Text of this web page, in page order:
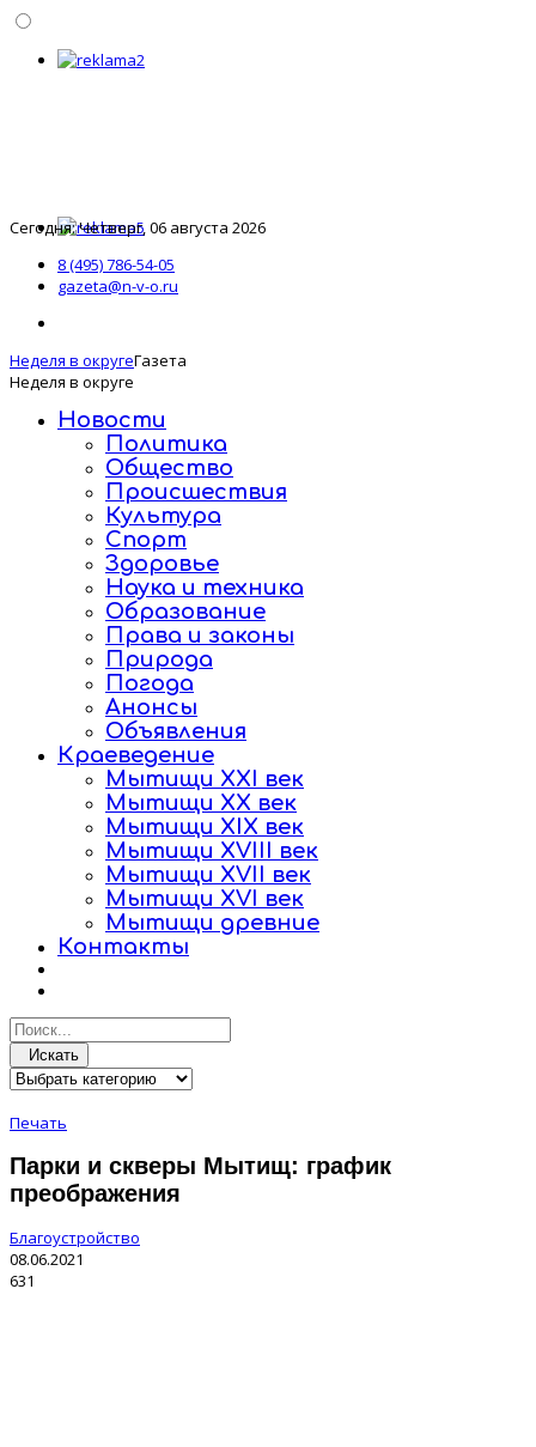
Сегодня: Четверг, 06 августа 2026
8 (495) 786-54-05
gazeta@n-v-o.ru
Неделя в округеГазета
Неделя в округе
Новости
Политика
Общество
Происшествия
Культура
Спорт
Здоровье
Наука и техника
Образование
Права и законы
Природа
Погода
Анонсы
Объявления
Краеведение
Мытищи XXI век
Мытищи XX век
Мытищи XIX век
Мытищи XVIII век
Мытищи XVII век
Мытищи XVI век
Мытищи древние
Контакты
Искать
Печать
Парки и скверы Мытищ: график
преображения
Благоустройство
08.06.2021
631